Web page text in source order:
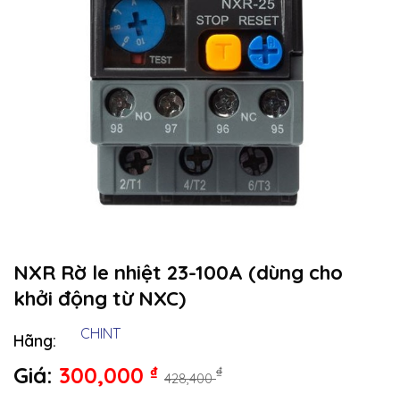
NXR Rờ le nhiệt 23-100A (dùng cho
khởi động từ NXC)
Giá: 428,400₫
300,000 ₫
Hãng: CHINT